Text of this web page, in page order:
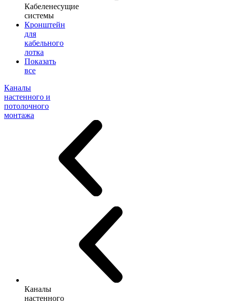
Кабеленесущие
системы
Кронштейн
для
кабельного
лотка
Показать
все
Каналы
настенного и
потолочного
монтажа
Каналы
настенного